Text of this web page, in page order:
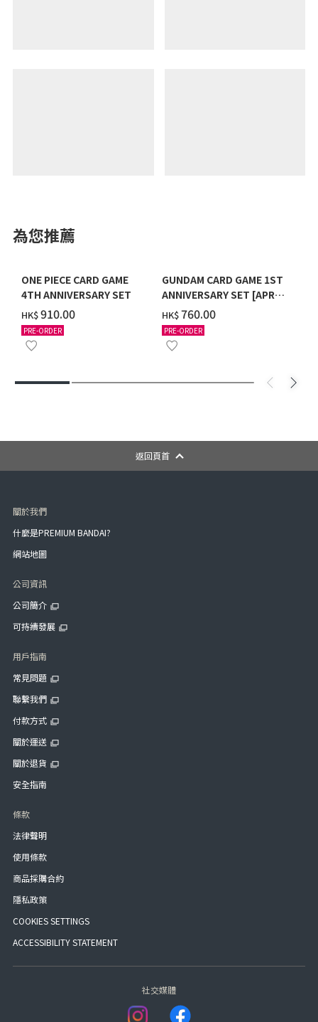
為您推薦
ONE PIECE CARD GAME
4TH ANNIVERSARY SET
HK$‌910.00
PRE-ORDER
GUNDAM CARD GAME 1ST
ANNIVERSARY SET [APR
2027 DELIVERY]
HK$‌760.00
PRE-ORDER
返回頁首
關於我們
什麼是PREMIUM BANDAI?
網站地圖
公司資訊
公司簡介
可持續發展
用戶指南
常見問題
聯繫我們
付款方式
關於運送
關於退貨
安全指南
條款
法律聲明
使用條款
商品採購合約
隱私政策
COOKIES SETTINGS
ACCESSIBILITY STATEMENT
社交媒體